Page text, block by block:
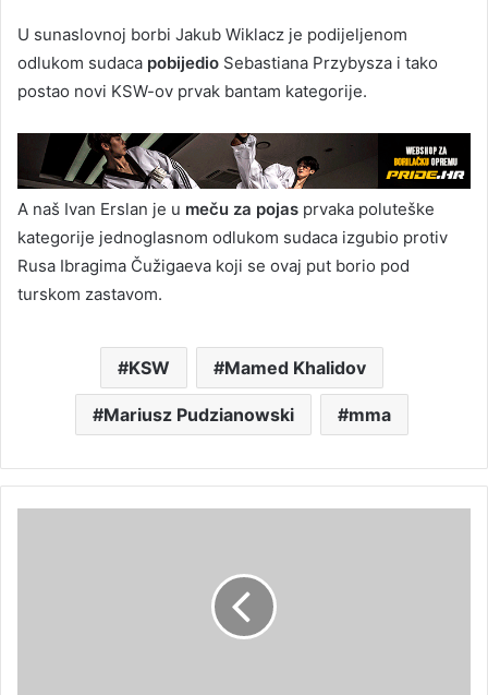
U sunaslovnoj borbi Jakub Wiklacz je podijeljenom
odlukom sudaca pobijedio Sebastiana Przybysza i tako
postao novi KSW-ov prvak bantam kategorije.
A naš Ivan Erslan je u meču za pojas prvaka poluteške
kategorije jednoglasnom odlukom sudaca izgubio protiv
Rusa Ibragima Čužigaeva koji se ovaj put borio pod
turskom zastavom.
KSW Mamed Khalidov
Mariusz Pudzianowski mma